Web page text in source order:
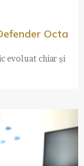
Octa
evoluat chiar și